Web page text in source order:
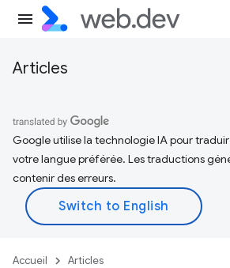
Articles
Google utilise la technologie IA pour
votre langue préférée. Les traductions
contenir des erreurs.
Accueil Articles